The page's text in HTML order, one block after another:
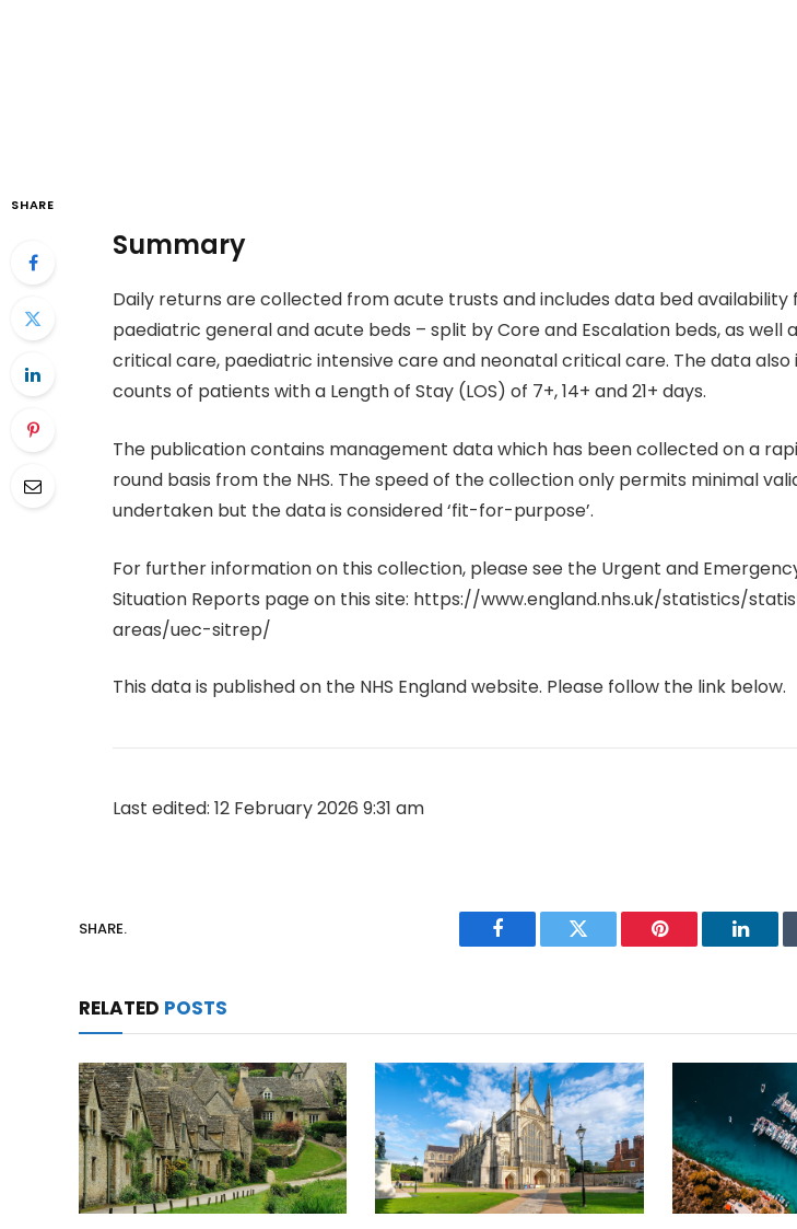
SHARE
Summary
Daily returns are collected from acute trusts and includes data bed availability
paediatric general and acute beds – split by Core and Escalation beds, as well
critical care, paediatric intensive care and neonatal critical care. The data also
counts of patients with a Length of Stay (LOS) of 7+, 14+ and 21+ days.
The publication contains management data which has been collected on a
round basis from the NHS. The speed of the collection only permits minimal
undertaken but the data is considered ‘fit-for-purpose’.
For further information on this collection, please see the Urgent and
Situation Reports page on this site: https://www.england.nhs.uk/statistics/
areas/uec-sitrep/
This data is published on the NHS England website. Please follow the link below.
Last edited: 12 February 2026 9:31 am
SHARE.
Facebook Twitter Pinterest
RELATED POSTS